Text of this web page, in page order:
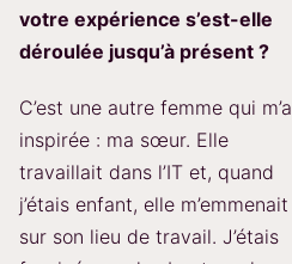
votre expérience s’est-elle
déroulée jusqu’à présent ?
C’est une autre femme qui m’a
inspirée : ma sœur. Elle
travaillait dans l’IT et, quand
j’étais enfant, elle m’emmenait
sur son lieu de travail. J’étais